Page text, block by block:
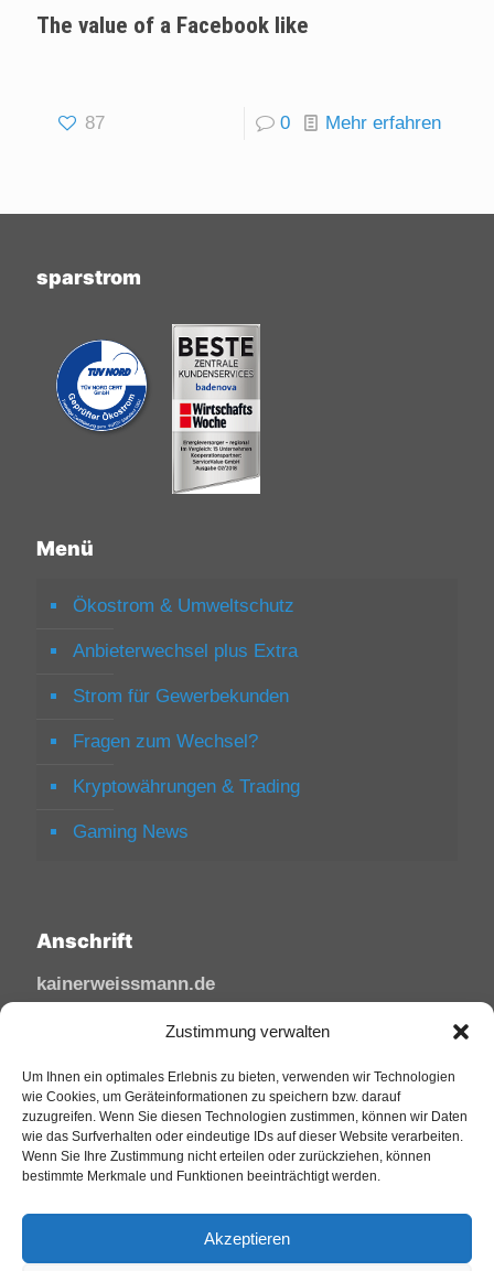
Zustimmung verwalten
Um Ihnen ein optimales Erlebnis zu bieten, verwenden wir Technologien
wie Cookies, um Geräteinformationen zu speichern bzw. darauf
zuzugreifen. Wenn Sie diesen Technologien zustimmen, können wir Daten
wie das Surfverhalten oder eindeutige IDs auf dieser Website verarbeiten.
Wenn Sie Ihre Zustimmung nicht erteilen oder zurückziehen, können
bestimmte Merkmale und Funktionen beeinträchtigt werden.
Akzeptieren
The value of a Facebook like
87 0 Mehr erfahren
sparstrom
Menü
Ökostrom & Umweltschutz
Anbieterwechsel plus Extra
Strom für Gewerbekunden
Fragen zum Wechsel?
Kryptowährungen & Trading
Gaming News
Anschrift
kainerweissmann.de
Linzhausenstraße
Deutschland
Tel: 02644/945 81 88
Mail: kai@sfw-media.de